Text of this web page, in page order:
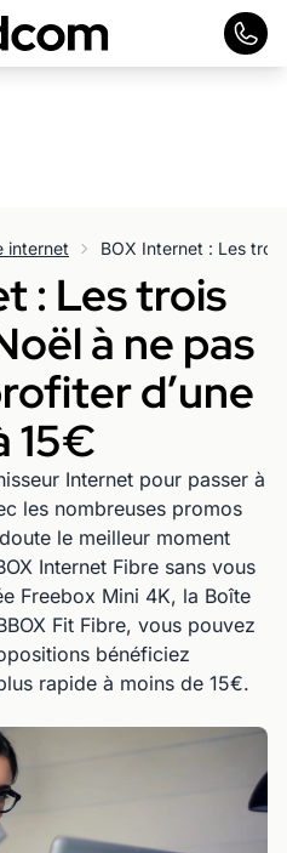
internet
: Les trois
à ne pas
d’une
15€
Internet pour passer à
les nombreuses promos
le meilleur moment
Internet Fibre sans vous
Freebox Mini 4K, la Boîte
Fit Fibre, vous pouvez
bénéficiez
rapide à moins de 15€.